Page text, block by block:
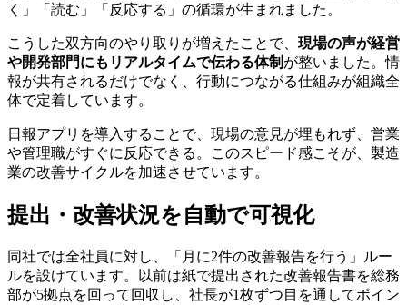
く」「読む」「反応する」の循環が生まれました。
こうした双方向のやり取りが増えたことで、 現場の声が経営
や開発部門にもリアルタイムで伝わる体制 が整いました。情
報が共有されるだけでなく、行動につながる仕組みが組織全
体で定着しています。
日報アプリを導入することで、現場の意見が埋もれず、営業
や管理職がすぐに反応できる。このスピード感こそが、製造
業の改善サイクルを加速させています。
提出・改善状況を自動で可視化
同社では全社員に対し、「月に2件の改善報告を行う」ルー
ルを設けています。以前は紙で提出された改善報告書を総務
部が5拠点を回って回収し、社長が1枚ずつ目を通してポイン